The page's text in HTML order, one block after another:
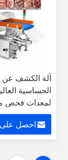
آلة الكشف عن
الحساسية
لمعدات فحص
المجمدة لحوم
احصل